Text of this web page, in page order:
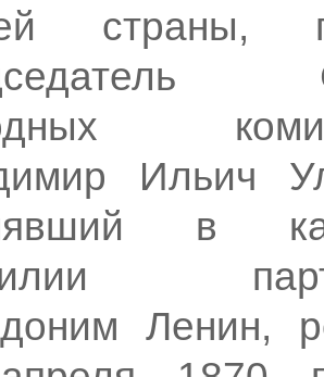
страны,
Ильич
в
Ленин,